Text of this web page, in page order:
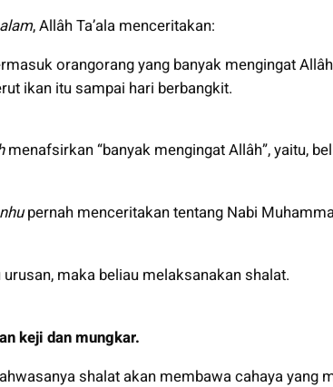
, Allâh Ta’ala menceritakan:
orangorang yang banyak mengingat
ikan itu sampai hari berbangkit.
menafsirkan “banyak mengingat Allâh”, yaitu,
pernah menceritakan tentang Nabi
maka beliau melaksanakan shalat.
keji dan mungkar.
shalat akan membawa cahaya yang